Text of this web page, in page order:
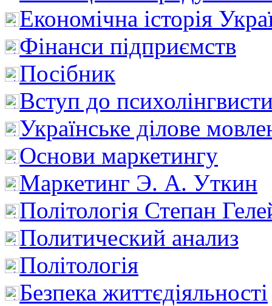
Економічна історія
Фінанси підприємств
Посібник
Вступ до
Українське ділове
Основи маркетингу
Маркетинг Э. А. Уткин
Політологія Степан
Политический анализ
Політологія
Безпека життєдіяльності